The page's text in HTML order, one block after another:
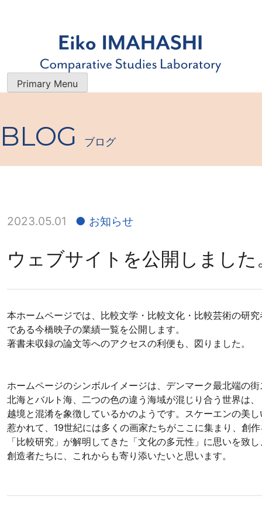
今橋映子 研究室
研究者・今橋映子の業績一覧を 公開すると共に、 最新のブ
ログで 学術的な情報やエッセイをお届けします。
Primary Menu
BLOG ブログ
2023.05.01 お知らせ
ウェブサイトを公開しました
本ホームページでは、比較文学・比較文化・比較芸術の研究
である今橋映子の業績一覧を公開します。
著書未収録の論文等へのアクセスの利便も、図りました。
ホームページのシンボルイメージは、デンマーク最北端の
北海とバルト海、二つの色の違う海域が混じり合う世界は、
越境と混淆を象徴しているかのようです。スケーエンの美
惹かれて、19世紀には多くの画家たちがここに集まり、創
「比較研究」が解明してきた「文化の多元性」に思いを致
創造者たちに、これからも寄り添いたいと思います。